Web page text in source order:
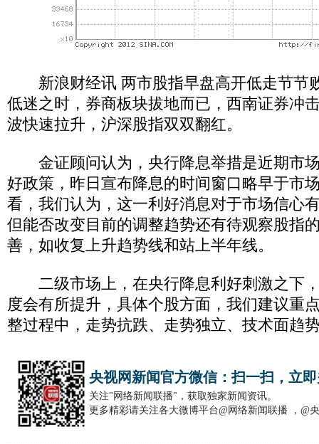
新浪财经讯 两市股指早盘高开低走节节
低迷之时，券商板块拔地而已，西南证券冲
波快速拉升，沪深股指双双翻红。
金证顾问认为，央行降息举措是近期市
好政策，昨日宣布降息的时间窗口略早于市
看，我们认为，这一利好消息对于市场信心
但能否改变目前的调整趋势还有待观察股指
善，如收复上升趋势线和站上半年线。
二级市场上，在央行降息利好刺激之下
度会有所提升，具体个股方面，我们建议重
整过程中，走势抗跌、走势独立、技术面趋
央视网新闻官方微信：扫一扫，立
关注"网络新闻联播"，获取独家新闻资讯。
更多精彩请关注各大微博平台@网络新闻联播 ，@